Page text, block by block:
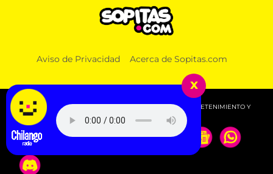
Aviso de Privacidad Acerca de Sopitas.com
© 2026 SOPITAS.COM - MÚSICA, NOTICIAS, DEPORTES, ENTRETENIMIENTO Y
MÁS!.
x
Escucha Radio